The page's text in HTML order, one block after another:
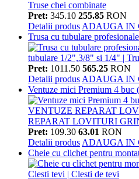
Pret: 345.10 255.85 RON
Detalii produs ADAUGA IN
Trusa cu tubulare
Pret: 1011.50 565.25 RON
Detalii produs ADAUGA IN
Ventuze mici Premium 4 buc
Pret: 109.30 63.01 RON
Detalii produs ADAUGA IN
Cheie cu clichet pentru